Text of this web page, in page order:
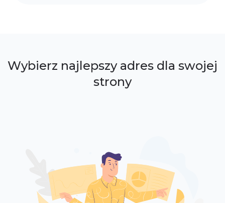
Wybierz najlepszy adres dla swojej
strony